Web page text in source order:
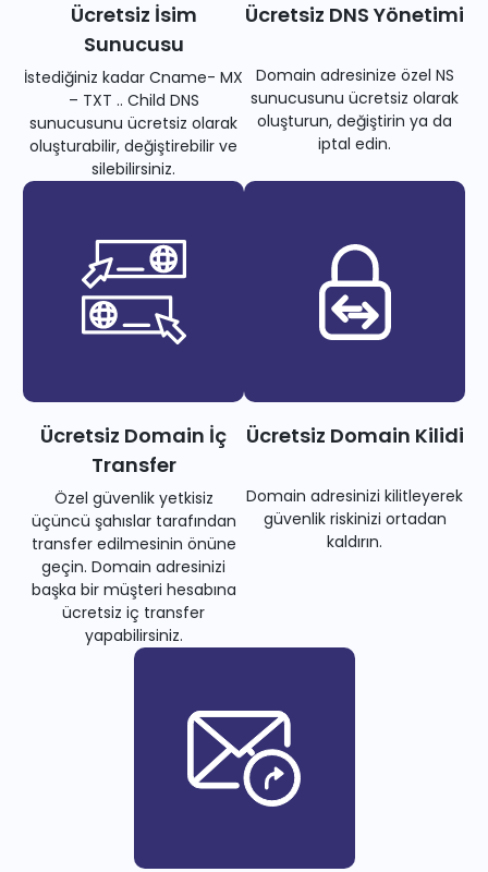
Ücretsiz İsim
Sunucusu
İstediğiniz kadar Cname- MX
– TXT .. Child DNS
sunucusunu ücretsiz olarak
oluşturabilir, değiştirebilir ve
silebilirsiniz.
Ücretsiz DNS Yönetimi
Domain adresinize özel NS
sunucusunu ücretsiz olarak
oluşturun, değiştirin ya da
iptal edin.
Ücretsiz Domain İç
Transfer
Özel güvenlik yetkisiz
üçüncü şahıslar tarafından
transfer edilmesinin önüne
geçin. Domain adresinizi
başka bir müşteri hesabına
ücretsiz iç transfer
yapabilirsiniz.
Ücretsiz Domain Kilidi
Domain adresinizi kilitleyerek
güvenlik riskinizi ortadan
kaldırın.